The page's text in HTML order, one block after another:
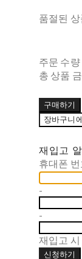
품절된 상
주문 수량
총 상품
구매하기
장바구니
재입고
휴대폰 번
-
-
재입고 시
신청하기